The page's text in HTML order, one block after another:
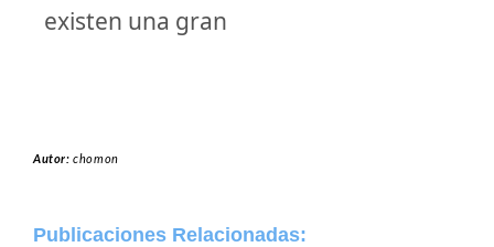
existen una gran
Autor:chomon
Publicaciones Relacionadas: